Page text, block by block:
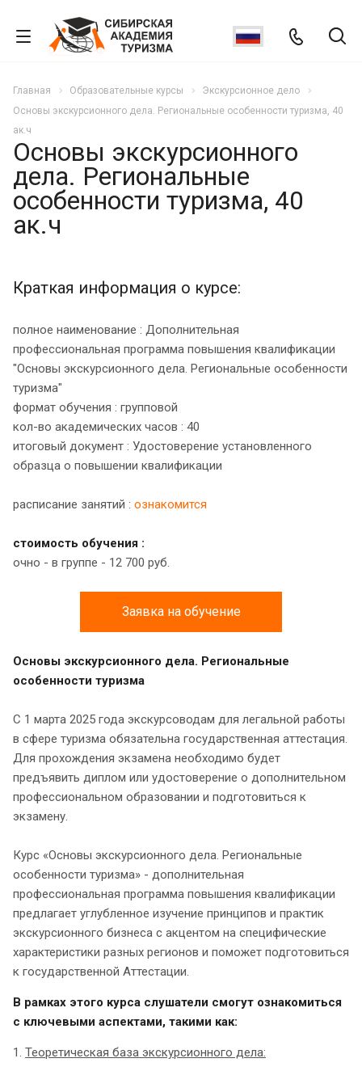
Главная Образовательные курсы
Экскурсионное дело
Основы экскурсионного дела. Региональные особенности туризма, 40
ак.ч
Основы экскурсионного
дела. Региональные
особенности туризма, 40
ак.ч
Краткая информация о курсе:
полное наименование : Дополнительная
профессиональная программа повышения квалификации
"Основы экскурсионного дела. Региональные особенности
туризма"
формат обучения : групповой
кол-во академических часов : 40
итоговый документ : Удостоверение установленного
образца о повышении квалификации
расписание занятий : ознакомится
стоимость обучения :
очно - в группе - 12 700 руб.
Заявка на обучение
Основы экскурсионного дела. Региональные
особенности туризма
С 1 марта 2025 года экскурсоводам для легальной работы
в сфере туризма обязательна государственная аттестация.
Для прохождения экзамена необходимо будет
предъявить диплом или удостоверение о дополнительном
профессиональном образовании и подготовиться к
экзамену.
Курс «Основы экскурсионного дела. Региональные
особенности туризма» - дополнительная
профессиональная программа повышения квалификации
предлагает углубленное изучение принципов и практик
экскурсионного бизнеса с акцентом на специфические
характеристики разных регионов и поможет подготовиться
к государственной Аттестации.
В рамках этого курса слушатели смогут ознакомиться
с ключевыми аспектами, такими как:
1. Теоретическая база экскурсионного дела: